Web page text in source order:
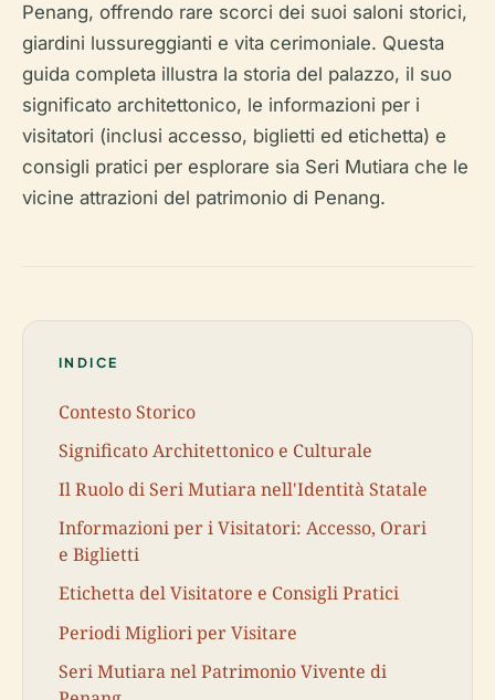
Penang, offrendo rare scorci dei suoi saloni storici,
giardini lussureggianti e vita cerimoniale. Questa
guida completa illustra la storia del palazzo, il suo
significato architettonico, le informazioni per i
visitatori (inclusi accesso, biglietti ed etichetta) e
consigli pratici per esplorare sia Seri Mutiara che le
vicine attrazioni del patrimonio di Penang.
INDICE
Contesto Storico
Significato Architettonico e Culturale
Il Ruolo di Seri Mutiara nell'Identità Statale
Informazioni per i Visitatori: Accesso, Orari
e Biglietti
Etichetta del Visitatore e Consigli Pratici
Periodi Migliori per Visitare
Seri Mutiara nel Patrimonio Vivente di